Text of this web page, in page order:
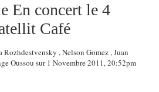
En concert le 4
Café
, Nelson Gomez , Juan
Oussou sur 1 Novembre 2011, 20:52pm